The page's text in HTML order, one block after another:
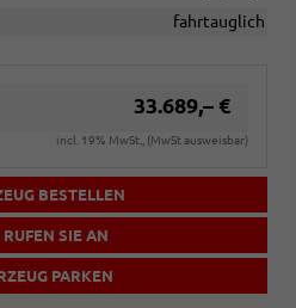
fahrtauglich
33.689,– €
incl. 19% MwSt., (MwSt ausweisbar)
BESTELLEN
RUFEN SIE AN
PARKEN